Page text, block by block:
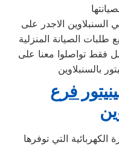
السنبلاوين الاجدر على
الصيانة المنزلية
فقط تواصلوا معنا على
بالسنبلاوين
فرع
الكهربائية التي توفرها